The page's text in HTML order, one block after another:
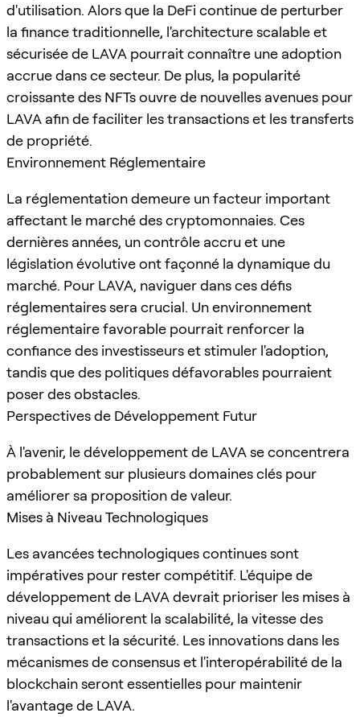
d'utilisation. Alors que la DeFi continue de perturber
la finance traditionnelle, l'architecture scalable et
sécurisée de LAVA pourrait connaître une adoption
accrue dans ce secteur. De plus, la popularité
croissante des NFTs ouvre de nouvelles avenues pour
LAVA afin de faciliter les transactions et les transferts
de propriété.
Environnement Réglementaire
La réglementation demeure un facteur important
affectant le marché des cryptomonnaies. Ces
dernières années, un contrôle accru et une
législation évolutive ont façonné la dynamique du
marché. Pour LAVA, naviguer dans ces défis
réglementaires sera crucial. Un environnement
réglementaire favorable pourrait renforcer la
confiance des investisseurs et stimuler l'adoption,
tandis que des politiques défavorables pourraient
poser des obstacles.
Perspectives de Développement Futur
À l'avenir, le développement de LAVA se concentrera
probablement sur plusieurs domaines clés pour
améliorer sa proposition de valeur.
Mises à Niveau Technologiques
Les avancées technologiques continues sont
impératives pour rester compétitif. L'équipe de
développement de LAVA devrait prioriser les mises à
niveau qui améliorent la scalabilité, la vitesse des
transactions et la sécurité. Les innovations dans les
mécanismes de consensus et l'interopérabilité de la
blockchain seront essentielles pour maintenir
l'avantage de LAVA.